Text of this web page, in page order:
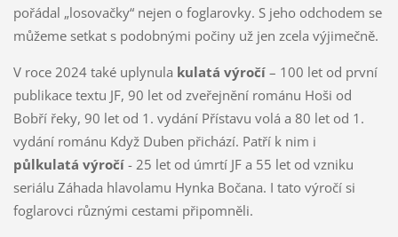
pořádal „losovačky“ nejen o foglarovky. S jeho odchodem se
můžeme setkat s podobnými počiny už jen zcela výjimečně.
V roce 2024 také uplynula kulatá výročí – 100 let od první
publikace textu JF, 90 let od zveřejnění románu Hoši od
Bobří řeky, 90 let od 1. vydání Přístavu volá a 80 let od 1.
vydání románu Když Duben přichází. Patří k nim i
půlkulatá výročí- 25 let od úmrtí JF a 55 let od vzniku
seriálu Záhada hlavolamu Hynka Bočana. I tato výročí si
foglarovci různými cestami připomněli.